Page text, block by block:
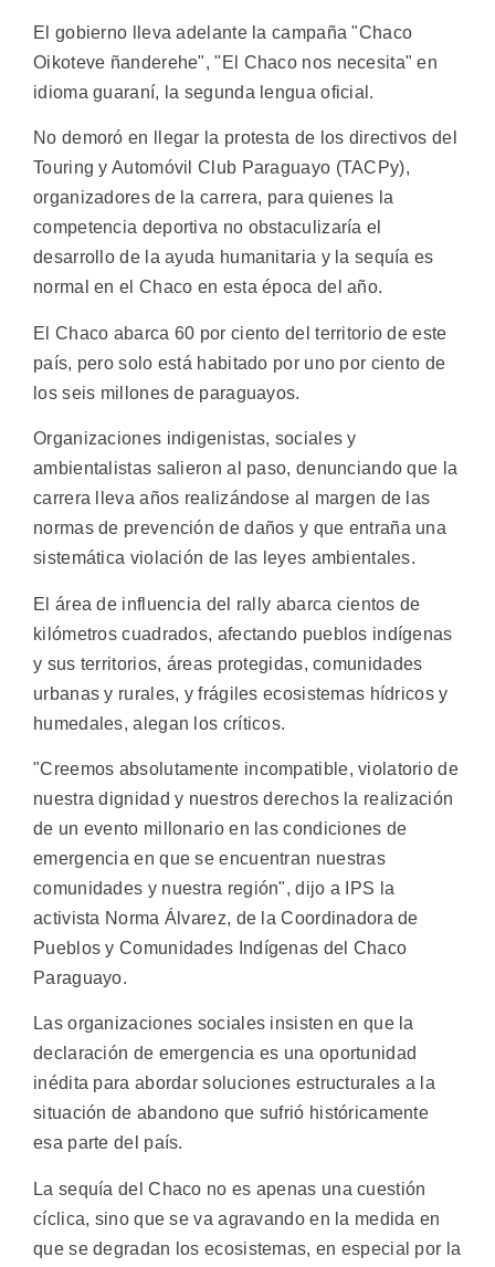
El gobierno lleva adelante la campaña "Chaco
Oikoteve ñanderehe", "El Chaco nos necesita" en
idioma guaraní, la segunda lengua oficial.
No demoró en llegar la protesta de los directivos del
Touring y Automóvil Club Paraguayo (TACPy),
organizadores de la carrera, para quienes la
competencia deportiva no obstaculizaría el
desarrollo de la ayuda humanitaria y la sequía es
normal en el Chaco en esta época del año.
El Chaco abarca 60 por ciento del territorio de este
país, pero solo está habitado por uno por ciento de
los seis millones de paraguayos.
Organizaciones indigenistas, sociales y
ambientalistas salieron al paso, denunciando que la
carrera lleva años realizándose al margen de las
normas de prevención de daños y que entraña una
sistemática violación de las leyes ambientales.
El área de influencia del rally abarca cientos de
kilómetros cuadrados, afectando pueblos indígenas
y sus territorios, áreas protegidas, comunidades
urbanas y rurales, y frágiles ecosistemas hídricos y
humedales, alegan los críticos.
"Creemos absolutamente incompatible, violatorio de
nuestra dignidad y nuestros derechos la realización
de un evento millonario en las condiciones de
emergencia en que se encuentran nuestras
comunidades y nuestra región", dijo a IPS la
activista Norma Álvarez, de la Coordinadora de
Pueblos y Comunidades Indígenas del Chaco
Paraguayo.
Las organizaciones sociales insisten en que la
declaración de emergencia es una oportunidad
inédita para abordar soluciones estructurales a la
situación de abandono que sufrió históricamente
esa parte del país.
La sequía del Chaco no es apenas una cuestión
cíclica, sino que se va agravando en la medida en
que se degradan los ecosistemas, en especial por la